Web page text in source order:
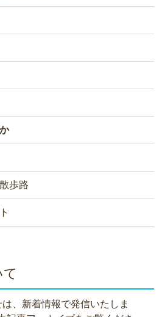
歩路
、新着情報で発信いたしま